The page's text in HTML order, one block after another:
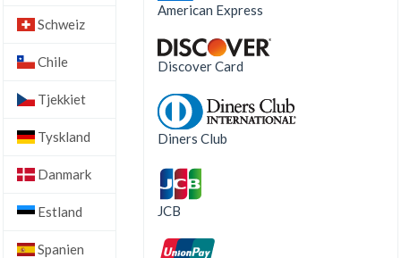
Schweiz
Chile
Tjekkiet
Tyskland
Danmark
Estland
Spanien
American Express
Discover Card
Diners Club
JCB